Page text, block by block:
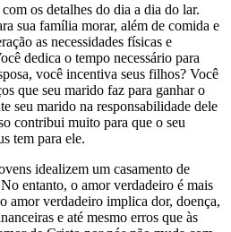
os detalhes do dia a dia do lar.
sua família morar, além de comida e
as necessidades físicas e
dedica o tempo necessário para
você incentiva seus filhos? Você
que seu marido faz para ganhar o
seu marido na responsabilidade dele
contribui muito para que o seu
tem para ele.
idealizem um casamento de
entanto, o amor verdadeiro é mais
amor verdadeiro implica dor, doença,
e até mesmo erros que às